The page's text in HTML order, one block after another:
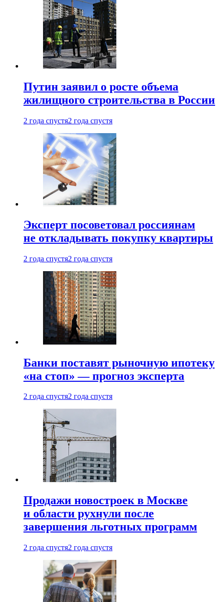
Путин заявил о росте объема
жилищного строительства в России
2 года спустя2 года спустя
Эксперт посоветовал россиянам
не откладывать покупку квартиры
2 года спустя2 года спустя
Банки поставят рыночную ипотеку
«на стоп» — прогноз эксперта
2 года спустя2 года спустя
Продажи новостроек в Москве
и области рухнули после
завершения льготных программ
2 года спустя2 года спустя